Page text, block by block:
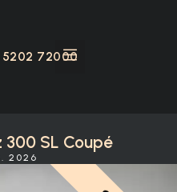
5202 72000
SL Coupé
2026